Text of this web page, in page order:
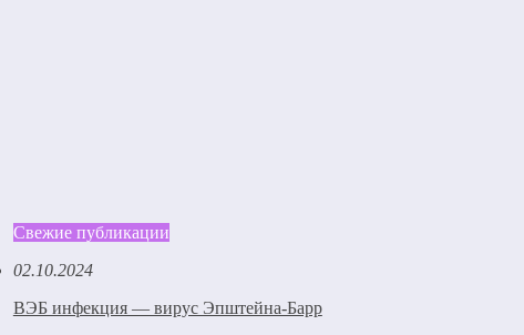
Свежие публикации
02.10.2024
ВЭБ инфекция — вирус Эпштейна-Барр